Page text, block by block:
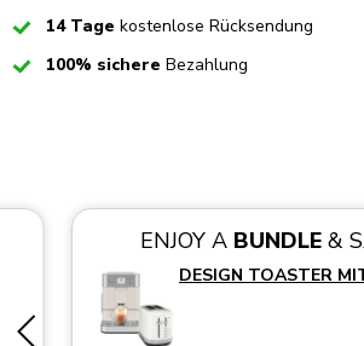
Checked14 Tage kostenlose Rücksendung
Checked100% sichere Bezahlung
ENJOY A BUNDLE&
DESIGN TOASTER